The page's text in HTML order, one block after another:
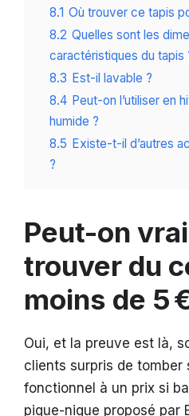
8.1 Où trouver ce tapis
8.2 Quelles sont les
caractéristiques du tapis
8.3 Est-il lavable ?
8.4 Peut-on l’utiliser en
humide ?
8.5 Existe-t-il d’autres
?
Peut-on
trouver du
moins de 5
Oui, et la preuve est là,
clients surpris de tomber
fonctionnel à un prix si
pique-nique proposé par